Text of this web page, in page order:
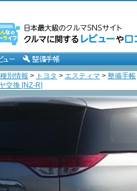
別情報 > トヨタ > エスティマ > 整備手帳
交換 [NZ-R]